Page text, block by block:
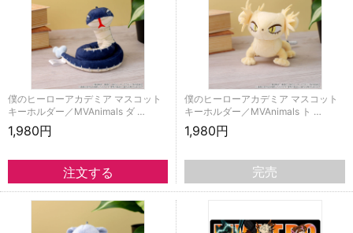
僕のヒーローアカデミア マスコット
キーホルダー／MVAnimals ダ …
1,980円
僕のヒーローアカデミア マスコット
キーホルダー／MVAnimals ト …
1,980円
完売